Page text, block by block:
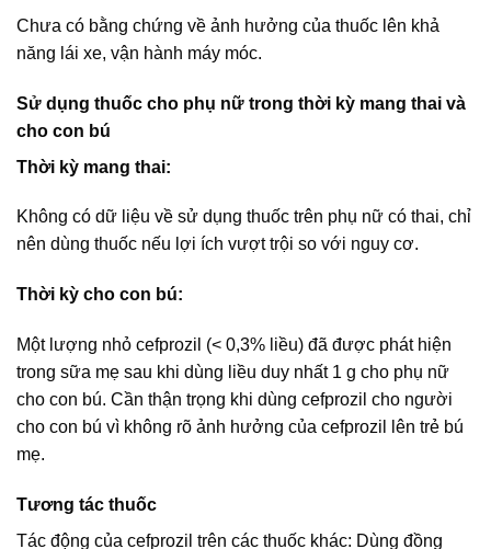
Chưa có bằng chứng về ảnh hưởng của thuốc lên khả
năng lái xe, vận hành máy móc.
Sử dụng thuốc cho phụ nữ trong thời kỳ mang thai và
cho con bú
Thời kỳ mang thai:
Không có dữ liệu về sử dụng thuốc trên phụ nữ có thai, chỉ
nên dùng thuốc nếu lợi ích vượt trội so với nguy cơ.
Thời kỳ cho con bú:
Một lượng nhỏ cefprozil (< 0,3% liều) đã được phát hiện
trong sữa mẹ sau khi dùng liều duy nhất 1 g cho phụ nữ
cho con bú. Cần thận trọng khi dùng cefprozil cho người
cho con bú vì không rõ ảnh hưởng của cefprozil lên trẻ bú
mẹ.
Tương tác thuốc
Tác động của cefprozil trên các thuốc khác: Dùng đồng